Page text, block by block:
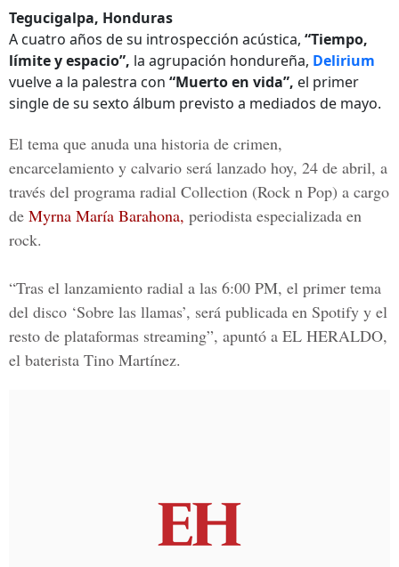
Tegucigalpa, Honduras
A cuatro años de su introspección acústica, “Tiempo,
límite y espacio”, la agrupación hondureña, Delirium
vuelve a la palestra con “Muerto en vida”, el primer
single de su sexto álbum previsto a mediados de mayo.
El tema que anuda una historia de crimen,
encarcelamiento y calvario será lanzado hoy, 24 de abril, a
través del programa radial Collection (Rock n Pop) a cargo
de Myrna María Barahona, periodista especializada en
rock.
“Tras el lanzamiento radial a las 6:00 PM, el primer tema
del disco ‘Sobre las llamas’, será publicada en Spotify y el
resto de plataformas streaming”, apuntó a EL HERALDO,
el baterista Tino Martínez.